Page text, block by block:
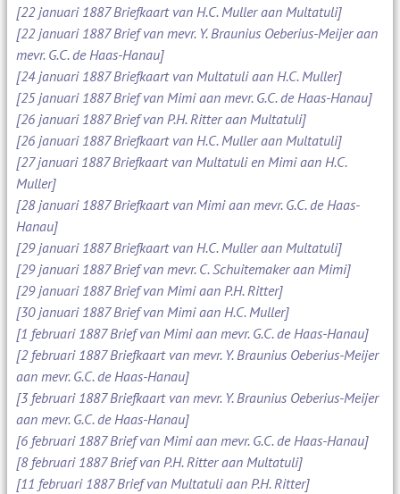
[22 januari 1887 Briefkaart van H.C. Muller aan Multatuli]
[22 januari 1887 Brief van mevr. Y. Braunius Oeberius-Meijer aan
mevr. G.C. de Haas-Hanau]
[24 januari 1887 Briefkaart van Multatuli aan H.C. Muller]
[25 januari 1887 Brief van Mimi aan mevr. G.C. de Haas-Hanau]
[26 januari 1887 Brief van P.H. Ritter aan Multatuli]
[26 januari 1887 Briefkaart van H.C. Muller aan Multatuli]
[27 januari 1887 Briefkaart van Multatuli en Mimi aan H.C.
Muller]
[28 januari 1887 Briefkaart van Mimi aan mevr. G.C. de Haas-
Hanau]
[29 januari 1887 Briefkaart van H.C. Muller aan Multatuli]
[29 januari 1887 Brief van mevr. C. Schuitemaker aan Mimi]
[29 januari 1887 Brief van Mimi aan P.H. Ritter]
[30 januari 1887 Brief van Mimi aan H.C. Muller]
[1 februari 1887 Brief van Mimi aan mevr. G.C. de Haas-Hanau]
[2 februari 1887 Briefkaart van mevr. Y. Braunius Oeberius-Meijer
aan mevr. G.C. de Haas-Hanau]
[3 februari 1887 Briefkaart van mevr. Y. Braunius Oeberius-Meijer
aan mevr. G.C. de Haas-Hanau]
[6 februari 1887 Brief van Mimi aan mevr. G.C. de Haas-Hanau]
[8 februari 1887 Brief van P.H. Ritter aan Multatuli]
[11 februari 1887 Brief van Multatuli aan P.H. Ritter]